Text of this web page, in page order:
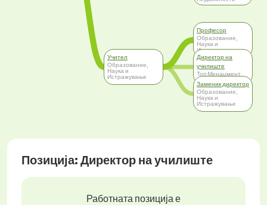
Учител
Образование,
Наука и
Истражување
Професор
Образование,
Наука и
Истражување
Директор на
училиште
Топ Менаџмент
Заменик директор
Образование,
Наука и
Истражување
Позиција: Директор на училиште
Работната позиција е